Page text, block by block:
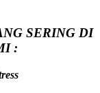
SERING DI
: